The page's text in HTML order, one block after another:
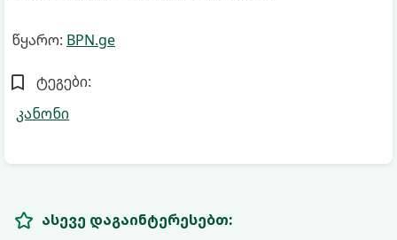
წყარო: BPN.ge
ტეგები:
კანონი
ასევე დაგაინტერესებთ: